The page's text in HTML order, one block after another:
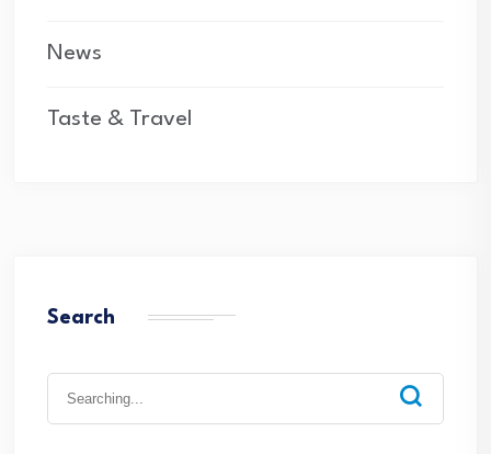
News
Taste & Travel
Search
Search
for: